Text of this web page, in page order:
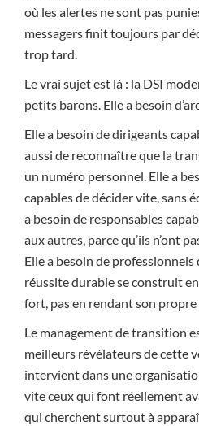
où les alertes ne sont pas
messagers finit toujours par
trop tard.
Le vrai sujet est là : la DSI
petits barons. Elle a besoin
Elle a besoin de dirigeants
aussi de reconnaître que la
un numéro personnel. Elle a
capables de décider vite, sans
a besoin de responsables
aux autres, parce qu’ils n’ont
Elle a besoin de
réussite durable se construit
fort, pas en rendant son
Le management de transition
meilleurs révélateurs de cette
intervient dans une
vite ceux qui font réellement
qui cherchent surtout à